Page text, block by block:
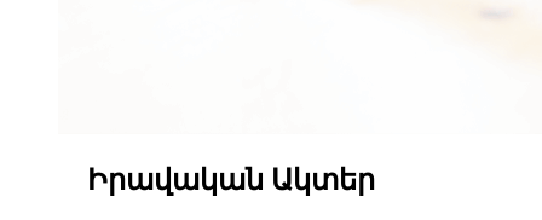
Իրավական Ակտեր